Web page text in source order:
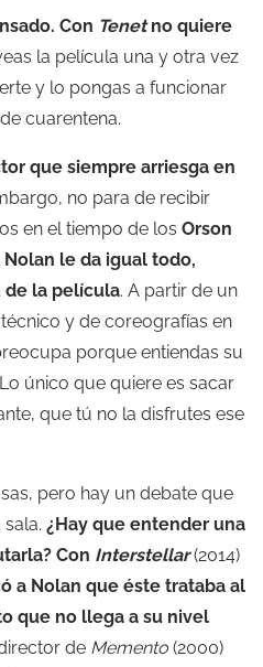
Con Tenetno quiere
la película una y otra vez
y lo pongas a funcionar
cuarentena.
que siempre arriesga en
no para de recibir
en el tiempo de los Orson
Nolan le da igual todo,
de la película. A partir de un
y de coreografías en
porque entiendas su
único que quiere es sacar
que tú no la disfrutes ese
pero hay un debate que
¿Hay que entender una
Con Interstellar(2014)
a Nolan que éste trataba al
que no llega a su nivel
de Memento (2000)